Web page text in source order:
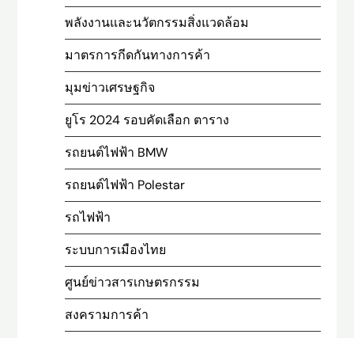
พลังงานและนวัตกรรมสิ่งแวดล้อม
มาตรการกีดกันทางการค้า
มุมข่าวเศรษฐกิจ
ยูโร 2024 รอบคัดเลือก ตาราง
รถยนต์ไฟฟ้า BMW
รถยนต์ไฟฟ้า Polestar
รถไฟฟ้า
ระบบการเมืองไทย
ศูนย์ข่าวสารเกษตรกรรม
สงครามการค้า